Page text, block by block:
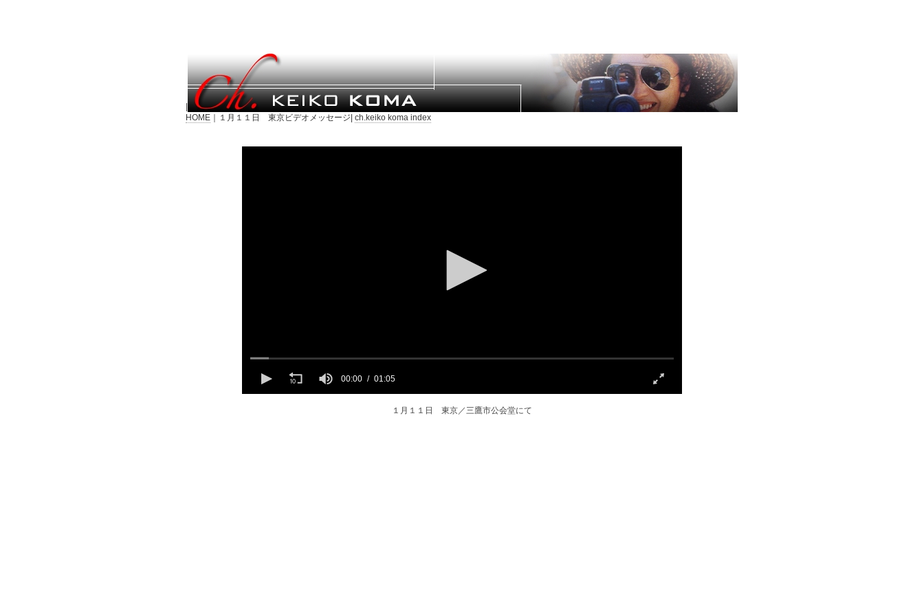
HOME｜１月１１日 東京ビデオメッセージ| ch.keiko koma index
00:00 01:05
１月１１日 東京／三鷹市公会堂にて